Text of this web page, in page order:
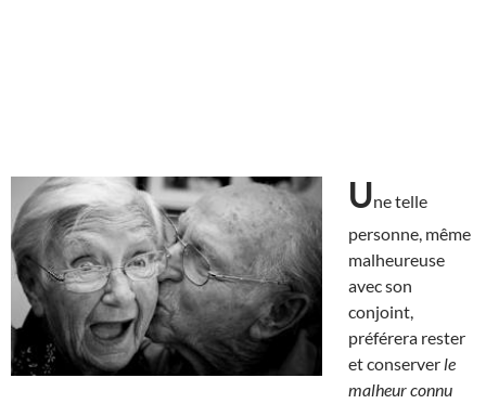
Une telle
personne, même
malheureuse
avec son
conjoint,
préférera rester
et conserver le
malheur connu